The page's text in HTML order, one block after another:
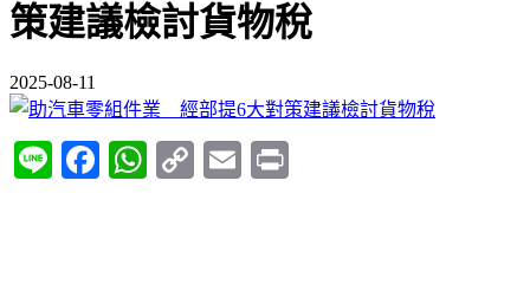
策建議檢討貨物稅
2025-08-11
LineFacebook
WhatsApp
CopyEmail